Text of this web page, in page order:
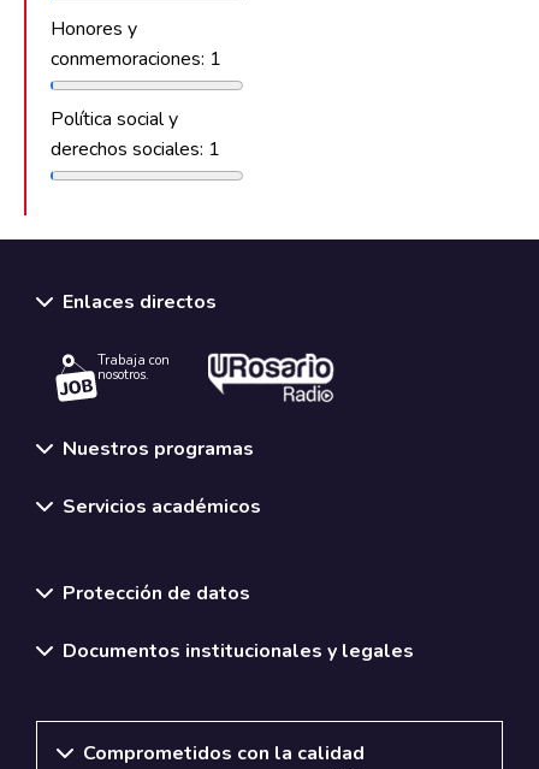
Honores y
conmemoraciones: 1
Política social y
derechos sociales: 1
Enlaces directos
Trabaja con
nosotros.
Nuestros programas
Servicios académicos
Protección de datos
Documentos institucionales y legales
Comprometidos con la calidad